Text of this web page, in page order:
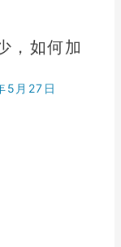
，如何加
5月27日